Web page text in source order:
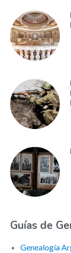
Guías de
Genealogía